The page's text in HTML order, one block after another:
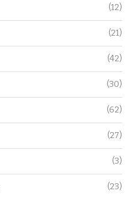
(12)
(21)
(42)
(30)
(62)
(27)
(3)
(23)